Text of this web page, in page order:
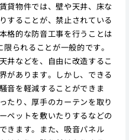
貸物件では、壁や天井、床な
することが、禁止されている
格的な防音工事を行うことは
られることが一般的です。
井などを、自由に改造するこ
があります。しかし、できる
音を軽減することができま
たり、厚手のカーテンを取り
ペットを敷いたりするなどの
きます。また、吸音パネル